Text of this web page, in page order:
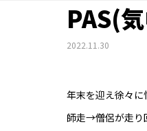
PAS(
2022.11.30
年末を迎え徐々
師走→僧侶が走り